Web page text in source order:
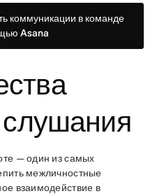
коммуникации в команде
Asana
слушания
— один из самых
межличностные
взаимодействие в